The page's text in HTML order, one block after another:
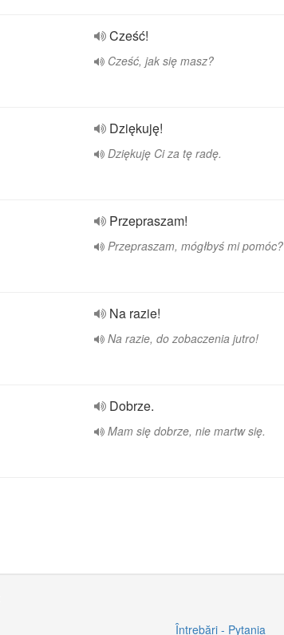
Cześć!
Cześć, jak się masz?
Dziękuję!
Dziękuję Ci za tę radę.
Przepraszam!
Przepraszam, mógłbyś mi pomóc?
Na razie!
Na razie, do zobaczenia jutro!
Dobrze.
Mam się dobrze, nie martw się.
Întrebări - Pytania